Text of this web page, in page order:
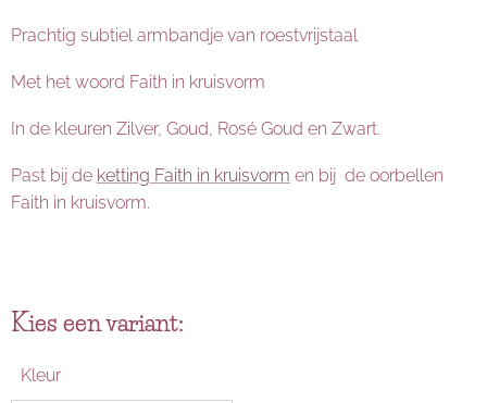
Prachtig subtiel armbandje van roestvrijstaal
Met het woord Faith in kruisvorm
In de kleuren Zilver, Goud, Rosé Goud en Zwart.
Past bij de ketting Faith in kruisvorm en bij de oorbellen
Faith in kruisvorm.
Kies een variant:
Kleur